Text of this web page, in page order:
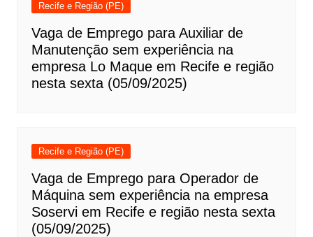
Recife e Região (PE)
Vaga de Emprego para Auxiliar de
Manutenção sem experiência na
empresa Lo Maque em Recife e região
nesta sexta (05/09/2025)
Recife e Região (PE)
Vaga de Emprego para Operador de
Máquina sem experiência na empresa
Soservi em Recife e região nesta sexta
(05/09/2025)